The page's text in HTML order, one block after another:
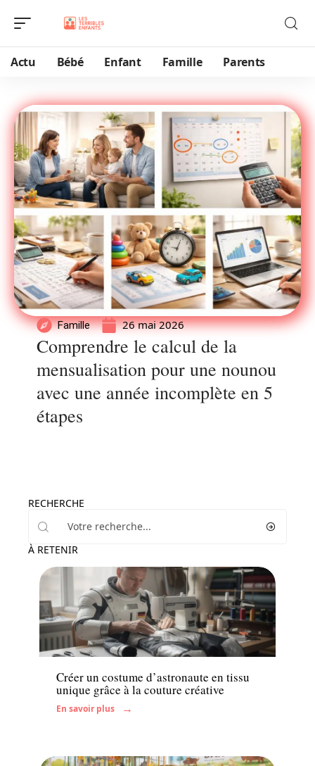
Actu Bébé Enfant Famille Parents
Famille 26 mai 2026
Comprendre le calcul de la
mensualisation pour une nounou
avec une année incomplète en 5
étapes
RECHERCHE
À RETENIR
Famille
Créer un costume d’astronaute en tissu
unique grâce à la couture créative
En savoir plus